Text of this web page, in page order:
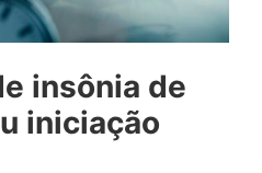
insônia de
iniciação